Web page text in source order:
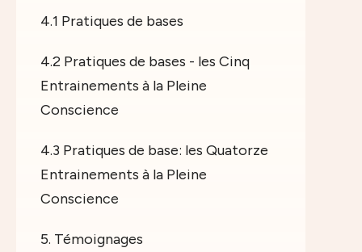
4.1 Pratiques de bases
4.2 Pratiques de bases - les Cinq
Entrainements à la Pleine
Conscience
4.3 Pratiques de base: les Quatorze
Entrainements à la Pleine
Conscience
5. Témoignages